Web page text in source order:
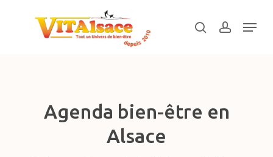
searchaccount
Menu
Agenda bien-être en
Alsace